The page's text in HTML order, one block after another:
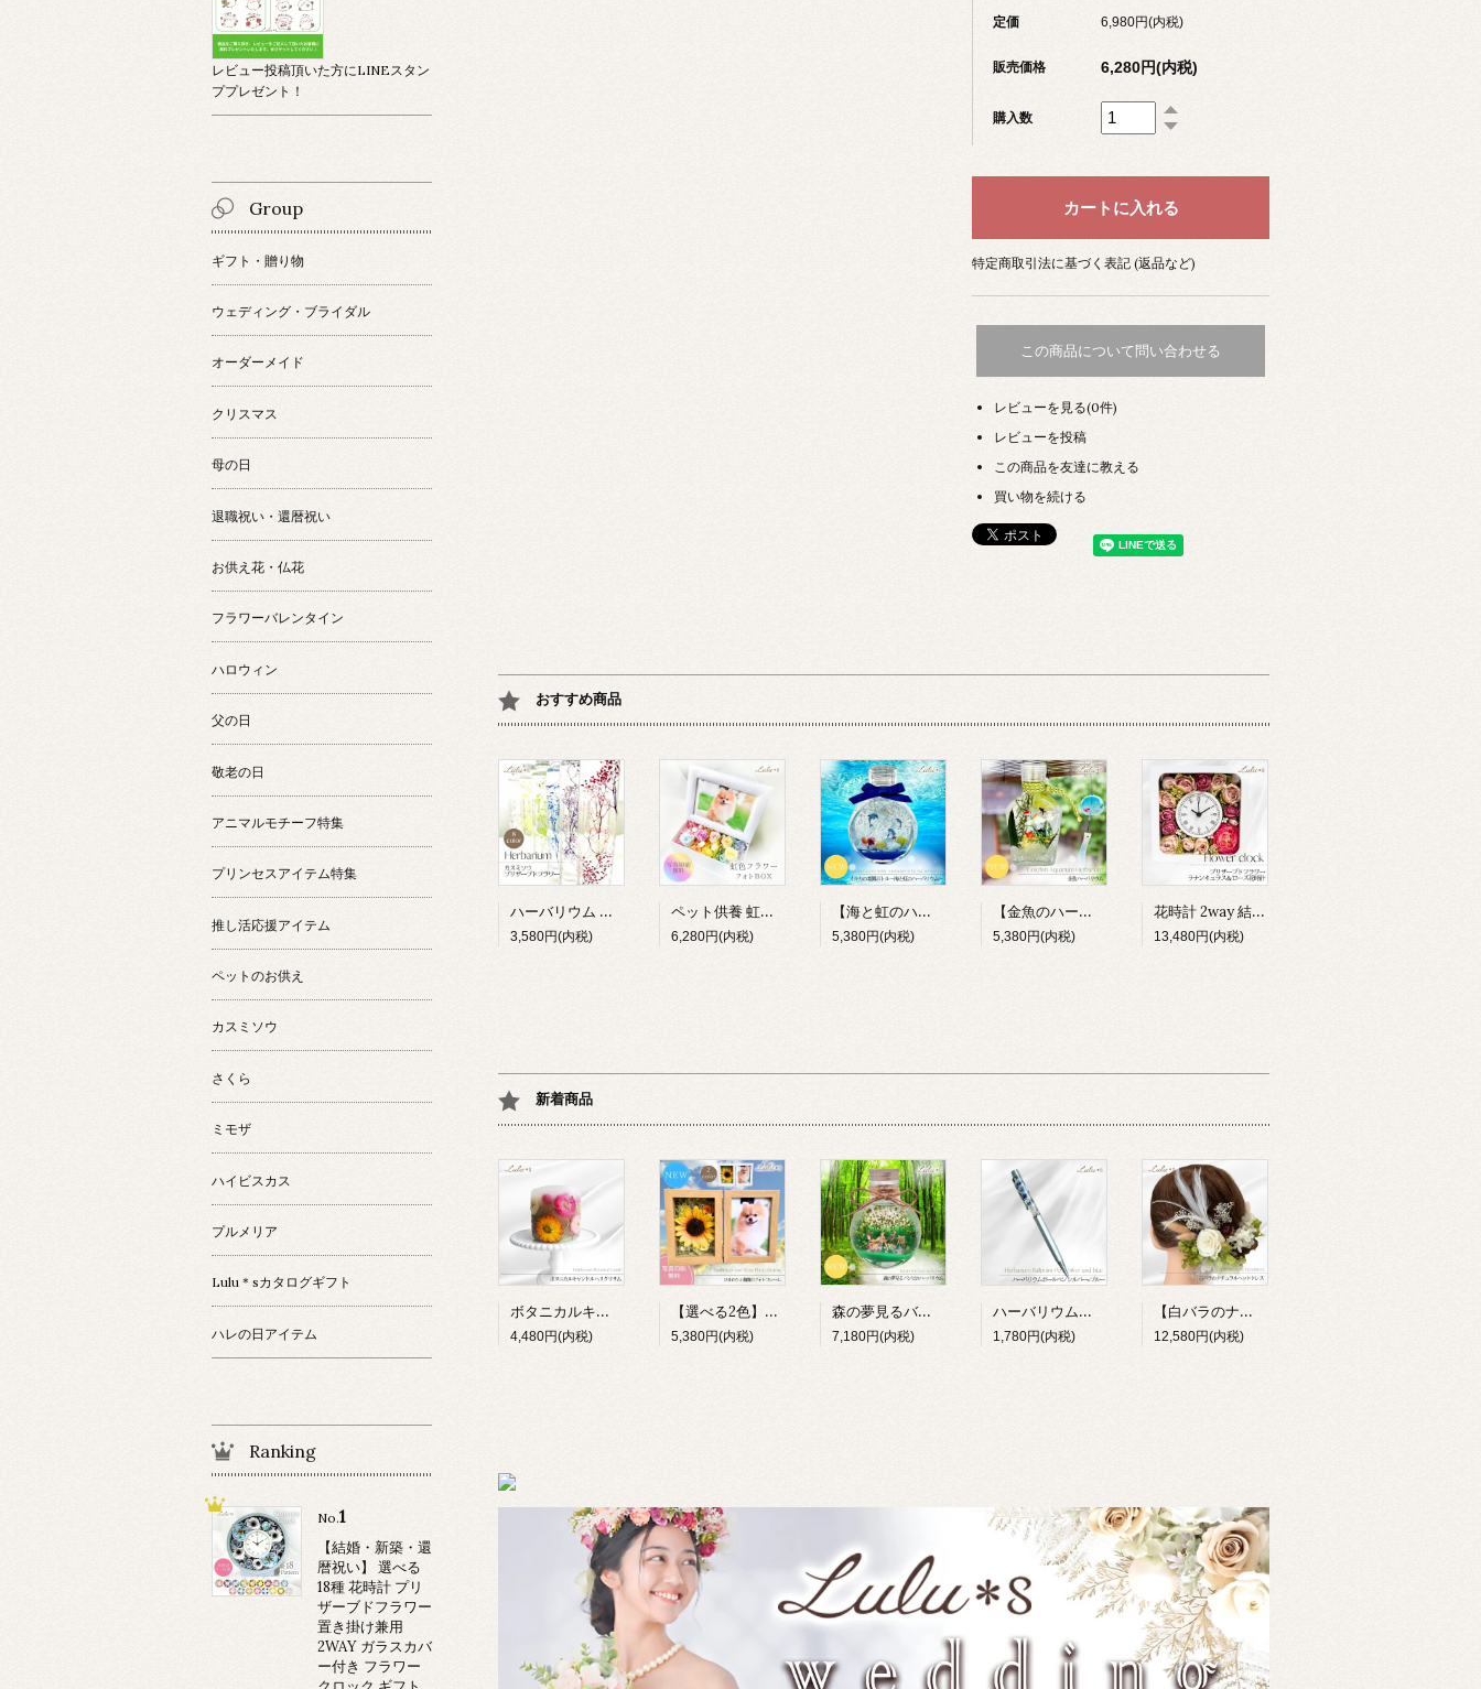
定価 6,980円(内税)
販売価格 6,280円(内税)
購入数
特定商取引法に基づく表記 (返品など)
この商品について問い合わせる
レビューを見る(0件)
レビューを投稿
この商品を友達に教える
買い物を続ける
おすすめ商品
ハーバリウム カスミソウ 8色 プリザーブドフラワー 誕生日 母の日 退職祝い プレゼント ギフト Lulu＊s
3,580円(内税)
ペット供養 虹の彼方 フォトBOX プリザーブドフラワー 写真立て 虹色 お供え お悔やみ メモリアル Lulu＊s
6,280円(内税)
【海と虹のハーバリウム】イルカの楽園ボトル プリザーブドフラワー ドルフィン 海 マリン 癒し 貝殻 インテリア 雑貨 水族館 夏 ギフト プレゼント ルルズ Lulu＊s 0791
5,380円(内税)
【金魚のハーバリウム】小さな水族館 プリザーブドフラワー アクアリウム 夏 和風 涼しい インテリア 雑貨 ギフト 贈り物 ルルズ Lulu＊s 0803
5,380円(内税)
花時計 2way 結婚祝い 新築祝い 両親贈呈品 造花 掛け時計 置き時計 ラナンキュラス 薔薇 時計 フラワー ギフト プレゼント 女性 母親 誕生日 還暦祝い 母の日 開店 退職 引越し
13,480円(内税)
新着商品
ボタニカルキャンドル ヘリクリサム 花 誕生日 母の日 癒し ギフト Lulu＊s プリザーブドフラワー
4,480円(内税)
【選べる2色】ひまわり フォトフレーム 写真立て メモリアル 退職祝い Lulu＊s 0857 0856
5,380円(内税)
森の夢見るバンビ ハーバリウム 完成品 ギフト ジオラマ テラリウム 小鹿 動物 プリザーブドフラワー 誕生日 母の日 敬老の日 退職祝い 女性 Lulu＊s 2904
7,180円(内税)
ハーバリウムボールペン 完成品 選べる2色 退職祝い 就職祝い 誕生日 ギフト プレゼント 女性 男性 プチギフト 花 筆記用具 送別 卒業祝い 母の日 父の日 敬老の日 お礼 Lulu＊s ルルズ
1,780円(内税)
【白バラのナチュラル髪飾り】プリザーブドフラワー フェザー ヘッドドレス ウェディング 成人式 卒業式 和装 ルルズ Lulu＊s 2817
12,580円(内税)
レビュー投稿頂いた方にLINEスタン
ププレゼント！
Group
ギフト・贈り物
ウェディング・ブライダル
オーダーメイド
クリスマス
母の日
退職祝い・還暦祝い
お供え花・仏花
フラワーバレンタイン
ハロウィン
父の日
敬老の日
アニマルモチーフ特集
プリンセスアイテム特集
推し活応援アイテム
ペットのお供え
カスミソウ
さくら
ミモザ
ハイビスカス
プルメリア
Lulu＊sカタログギフト
ハレの日アイテム
Ranking
No.1
【結婚・新築・還
暦祝い】 選べる
18種 花時計 プリ
ザーブドフラワー
置き掛け兼用
2WAY ガラスカバ
ー付き フラワー